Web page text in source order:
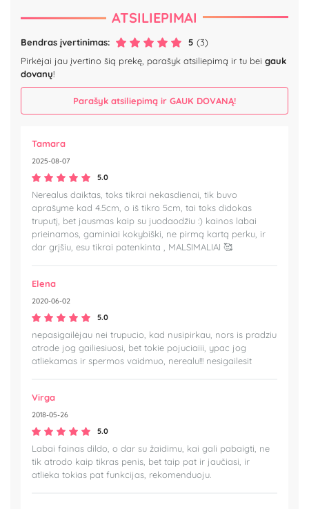
ATSILIEPIMAI
Bendras įvertinimas: 5 (3)
Pirkėjai jau įvertino šią prekę, parašyk atsiliepimą ir tu bei gauk
dovanų!
Parašyk atsiliepimą ir GAUK DOVANĄ!
Tamara
2025-08-07
5.0
Nerealus daiktas, toks tikrai nekasdienai, tik buvo
aprašyme kad 4.5cm, o iš tikro 5cm, tai toks didokas
truputį, bet jausmas kaip su juodaodžiu :) kainos labai
prieinamos, gaminiai kokybiški, ne pirmą kartą perku, ir
dar grįšiu, esu tikrai patenkinta , MALSIMALIAI 🥰
Elena
2020-06-02
5.0
nepasigailėjau nei trupucio, kad nusipirkau, nors is pradziu
atrode jog gailiesiuosi, bet tokie pojuciaiii, ypac jog
atliekamas ir spermos vaidmuo, nerealu!!! nesigailesit
Virga
2018-05-26
5.0
Labai fainas dildo, o dar su žaidimu, kai gali pabaigti, ne
tik atrodo kaip tikras penis, bet taip pat ir jaučiasi, ir
atlieka tokias pat funkcijas, rekomenduoju.